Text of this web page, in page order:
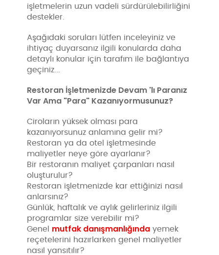
işletmelerin uzun vadeli sürdürülebilirliğini
destekler.
Aşağıdaki soruları lütfen inceleyiniz ve
ihtiyaç duyarsanız ilgili konularda daha
detaylı konular için tarafım ile bağlantıya
geçiniz...
Restoran İşletmenizde Devam 'lı Paranız
Var Ama "Para" Kazanıyormusunuz?
Ciroların yüksek olması para
kazanıyorsunuz anlamına gelir mi?
Restoran ya da otel işletmesinde
maliyetler neye göre ayarlanır?
Bir restoranın maliyet çarpanları nasıl
oluşturulur?
Restoran işletmenizde kar ettiğinizi nasıl
anlarsınız?
Günlük, haftalık ve aylık gelirleriniz ilgili
programlar size verebilir mi?
Genel mutfak danışmanlığında yemek
reçetelerini hazırlarken genel maliyetler
nasıl yansıtılır?